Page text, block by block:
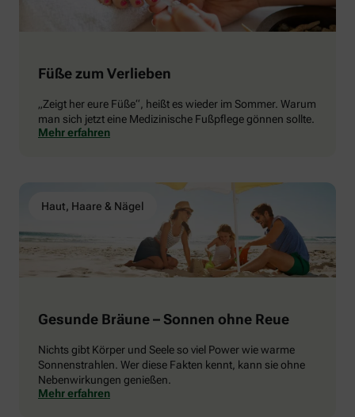
Füße zum Verlieben
„Zeigt her eure Füße“, heißt es wieder im Sommer. Warum
man sich jetzt eine Medizinische Fußpflege gönnen sollte.
Mehr erfahren
Haut, Haare & Nägel
Gesunde Bräune – Sonnen ohne Reue
Nichts gibt Körper und Seele so viel Power wie warme
Sonnenstrahlen. Wer diese Fakten kennt, kann sie ohne
Nebenwirkungen genießen.
Mehr erfahren